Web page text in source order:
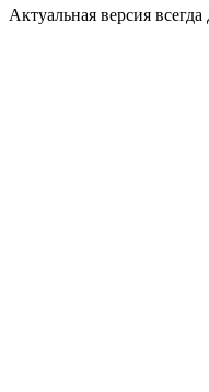
Актуальная версия